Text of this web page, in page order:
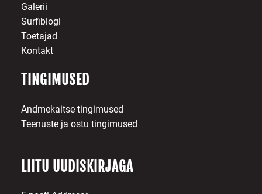
Galerii
Surfiblogi
Toetajad
Kontakt
TINGIMUSED
Andmekaitse tingimused
Teenuste ja ostu tingimused
LIITU UUDISKIRJAGA